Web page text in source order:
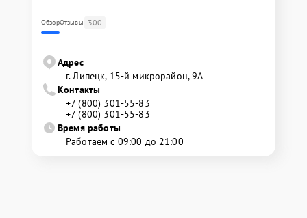
ОбзорОтзывы 300
Адрес
г. Липецк, 15-й микрорайон, 9А
Контакты
+7 (800) 301-55-83
+7 (800) 301-55-83
Время работы
Работаем с 09:00 до 21:00